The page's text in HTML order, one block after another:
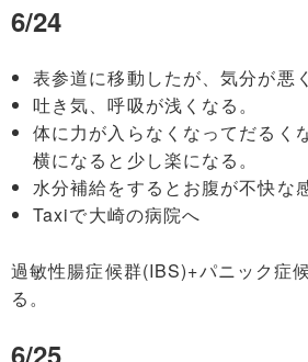
6/24
表参道に移動したが、気分が悪
吐き気、呼吸が浅くなる。
体に力が入らなくなってだるく
横になると少し楽になる。
水分補給をするとお腹が不快な
Taxiで大崎の病院へ
過敏性腸症候群(IBS)+パニック症
る。
6/25